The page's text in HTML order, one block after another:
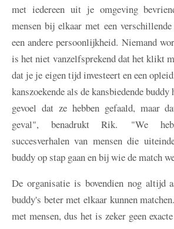
met iedereen uit je omgeving
mensen bij elkaar met een
een andere persoonlijkheid. Niemand
is het niet vanzelfsprekend dat het klikt
dat je je eigen tijd investeert en een
kanszoekende als de kansbiedende buddy
gevoel dat ze hebben gefaald, maar
geval", benadrukt Rik. "We
succesverhalen van mensen die
buddy op stap gaan en bij wie de match
De organisatie is bovendien nog altijd
buddy's beter met elkaar kunnen
met mensen, dus het is zeker geen